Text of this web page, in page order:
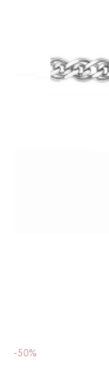
-50%